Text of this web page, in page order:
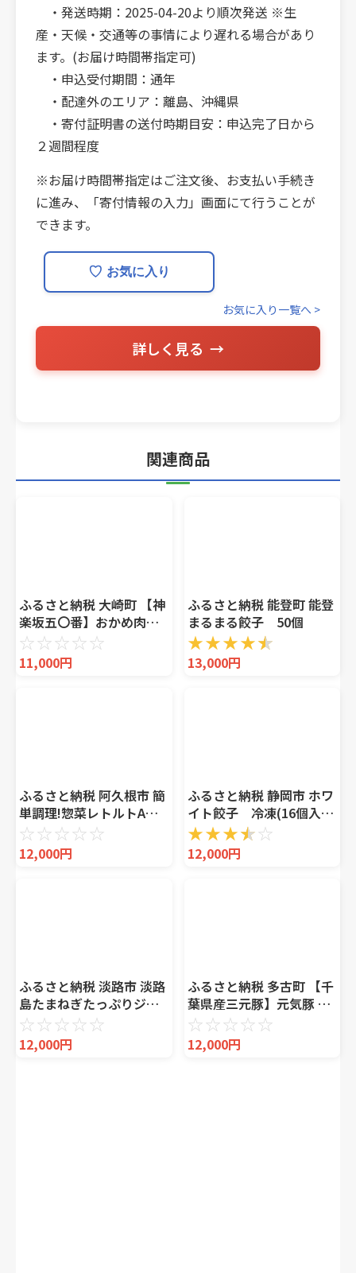
・発送時期：2025-04-20より順次発送 ※生
産・天候・交通等の事情により遅れる場合があり
ます。(お届け時間帯指定可)
・申込受付期間：通年
・配達外のエリア：離島、沖縄県
・寄付証明書の送付時期目安：申込完了日から
２週間程度
※お届け時間帯指定はご注文後、お支払い手続き
に進み、「寄付情報の入力」画面にて行うことが
できます。
♡ お気に入り
お気に入り一覧へ >
詳しく見る
関連商品
ふるさと納税 大崎町 【神
楽坂五〇番】おかめ肉ま
ん 16個セット
☆☆☆☆☆
11,000円
ふるさと納税 能登町 能登
まるまる餃子 50個
★★★★★
13,000円
ふるさと納税 阿久根市 簡
単調理!惣菜レトルトAコ
ース 7種・7袋【ABCパレ
ス】a-14-37-z
☆☆☆☆☆
12,000円
ふるさと納税 静岡市 ホワ
イト餃子 冷凍(16個入り
×4パック)
★★★★☆
12,000円
ふるさと納税 淡路市 淡路
島たまねぎたっぷりジュ
ーシー餃子 100個
(20g×20個×5PC)
ai01746
☆☆☆☆☆
12,000円
ふるさと納税 多古町 【千
葉県産三元豚】元気豚 大
粒肉焼売(シューマイ)セ
ット 2.1kg(50g×42個)
☆☆☆☆☆
12,000円